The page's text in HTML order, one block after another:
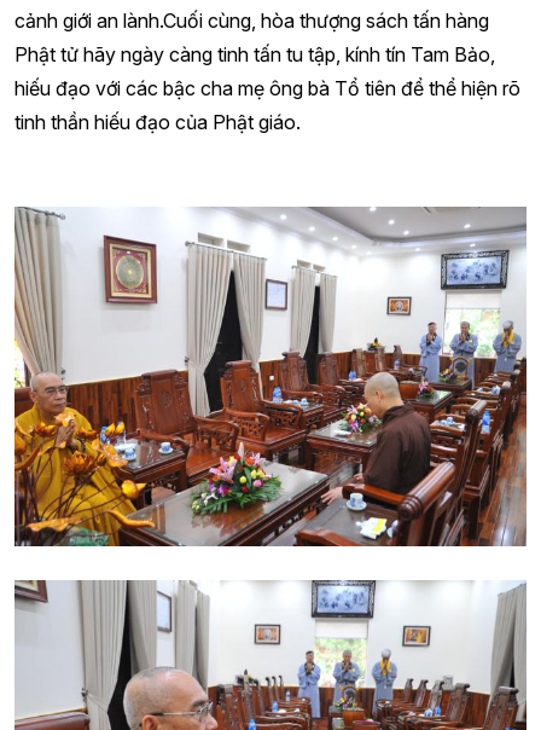
cảnh giới an lành.Cuối cùng, hòa thượng sách tấn hàng
Phật tử hãy ngày càng tinh tấn tu tập, kính tín Tam Bảo,
hiếu đạo với các bậc cha mẹ ông bà Tổ tiên để thể hiện rõ
tinh thần hiếu đạo của Phật giáo.